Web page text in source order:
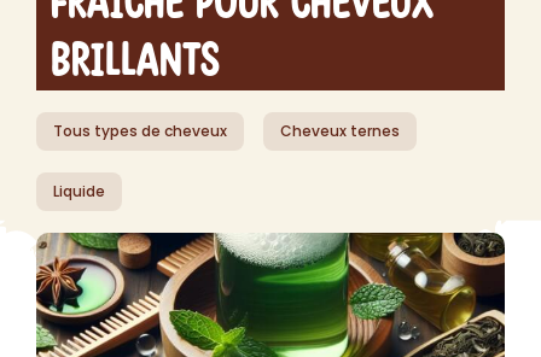
Brillants
Tous types de cheveux Cheveux ternes
Liquide